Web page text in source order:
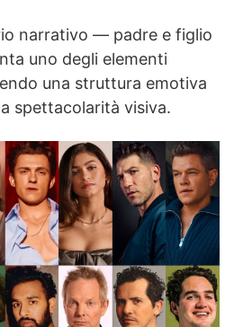
narrativo — padre e figlio
uno degli elementi
una struttura emotiva
spettacolarità visiva.